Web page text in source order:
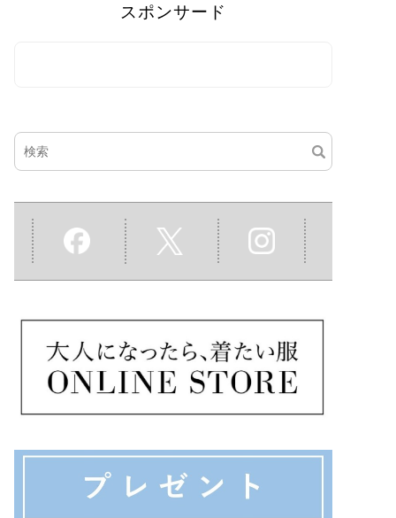
スポンサード